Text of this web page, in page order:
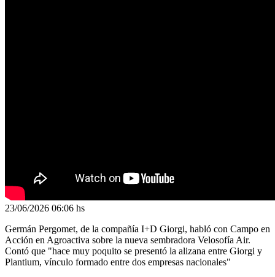
23/06/2026 06:06 hs
Germán Pergomet, de la compañía I+D Giorgi, habló con Campo en
Acción en Agroactiva sobre la nueva sembradora Velosofía Air.
Contó que "hace muy poquito se presentó la alizana entre Giorgi y
Plantium, vínculo formado entre dos empresas nacionales"